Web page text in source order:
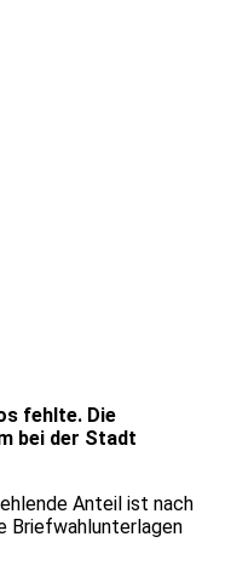
fehlte. Die
bei der Stadt
Anteil ist nach
Briefwahlunterlagen